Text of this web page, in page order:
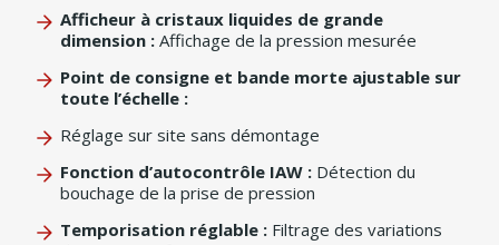
Afficheur à cristaux liquides de grande
dimension : Affichage de la pression mesurée
Point de consigne et bande morte ajustable sur
toute l’échelle :
Réglage sur site sans démontage
Fonction d’autocontrôle IAW : Détection du
bouchage de la prise de pression
Temporisation réglable : Filtrage des variations